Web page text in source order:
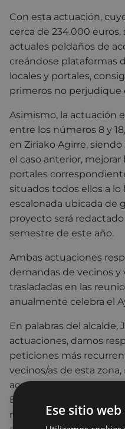
Con esta actuación,
cerca de 234.000
actuales peldaños de
creándose plataformas
locales y portales,
primeros no perjudique
Asimismo, la actuación
entre los números 8 y
en Ziriako Agirre,
el caso anterior, mejorar
portales
situados todos ellos a lo
escalonada ubicada de
proyecto será
semestre de este año.
Ambas actuaciones
demandas de vecinos y
trasladadas en las
anualmente celebra el
En palabras del alcalde,
actuaciones, damos
peticiones más
vecinos/as de esta
acceso a sus portales.
Eibar, estamos
mejora de la calidad de
Ese sitio